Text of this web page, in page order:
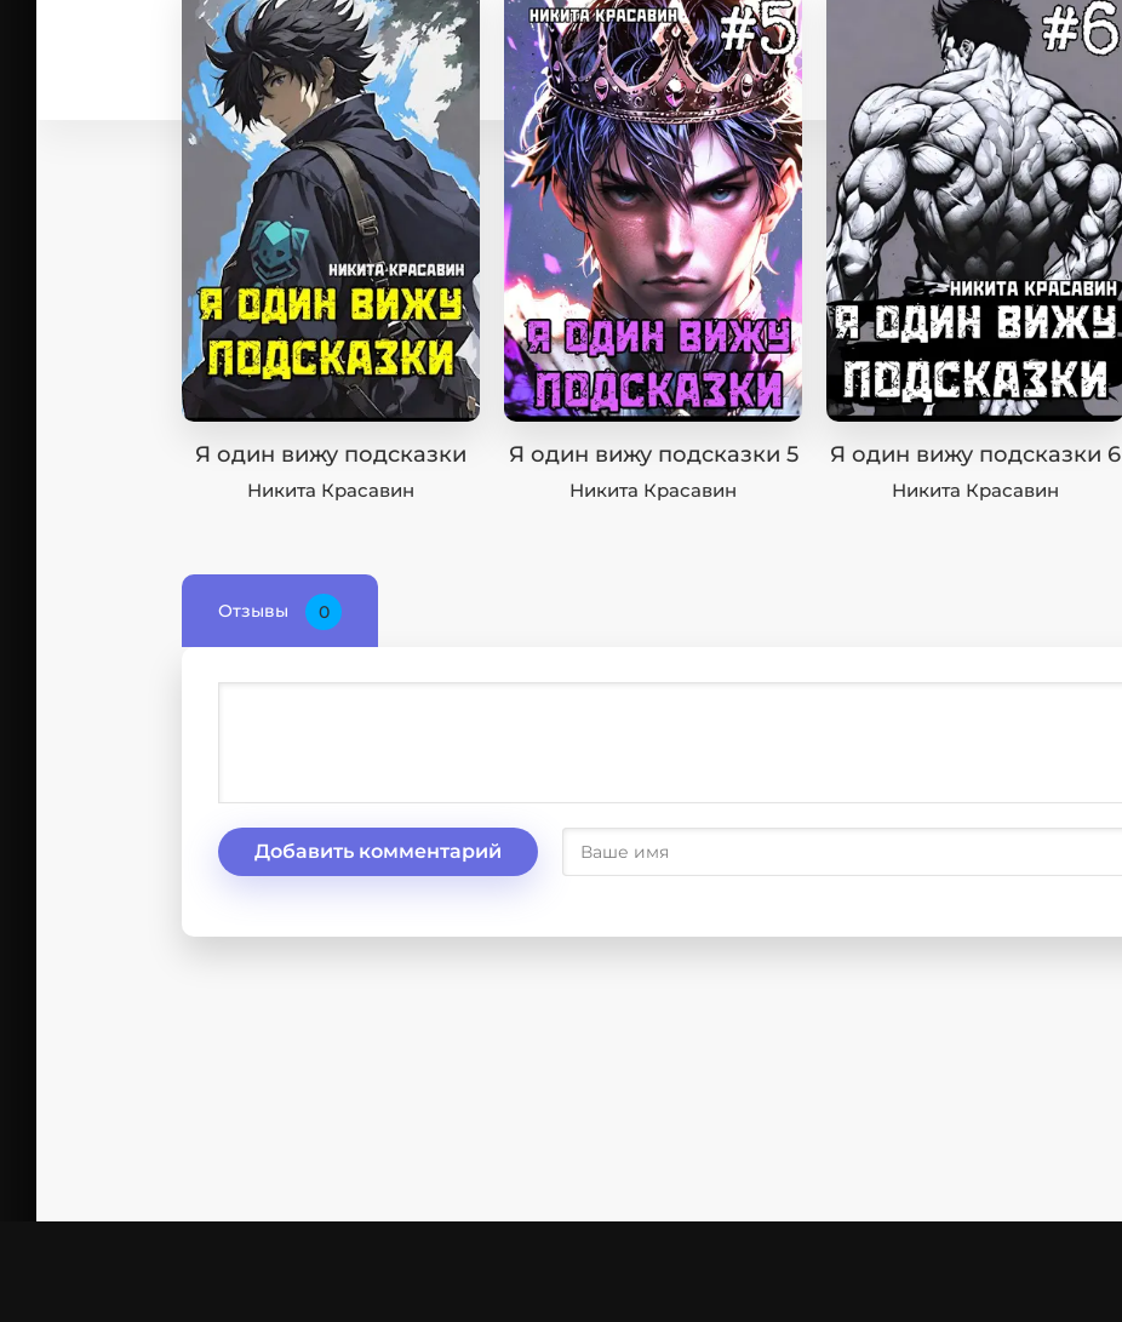
Я один вижу подсказки
Никита Красавин
Я один вижу подсказки 5
Никита Красавин
Я один вижу подсказки 6
Никита Красавин
Отзывы 0
Добавить комментарий